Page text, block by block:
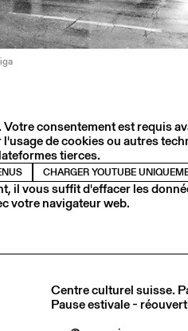
consentement est requis
de cookies ou autres
tierces.
CHARGER YOUTUBE
il vous suffit d'effacer les
votre navigateur web.
Centre culturel suisse.
Pause estivale -